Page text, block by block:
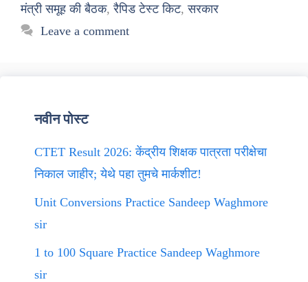
मंत्री समूह की बैठक,रैपिड टेस्ट किट,सरकार
Leave a comment
नवीन पोस्ट
CTET Result 2026: केंद्रीय शिक्षक पात्रता परीक्षेचा
निकाल जाहीर; येथे पहा तुमचे मार्कशीट!
Unit Conversions Practice Sandeep Waghmore
sir
1 to 100 Square Practice Sandeep Waghmore
sir